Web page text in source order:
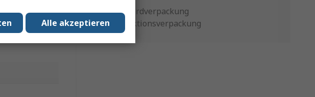
Standardverpackung
Produktionsverpackung
Alle akzeptieren